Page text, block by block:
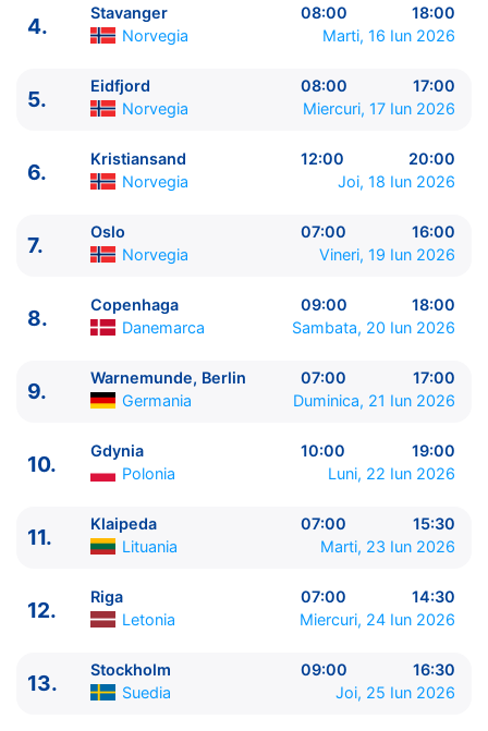
ITINERARIU
Ziua | Portul | Sosire - Plecare
----------------------------------------
1. Copenhaga Danemarca
⚓ - 18:00
Zi de navigare
0:00 - 0:00
4.
Stavanger Norvegia
08:00 - 18:00
6.
Kristiansand Norvegia
12:00 - 20:00
Norvegia 07:00 - 16:00
9.
Warnemunde, Berlin Germania 07:00 - 17:00
Gdynia Polonia
10:00 - 19:00
Klaipeda
07:00 - 15:30
12.
Letonia
Zi de navigare
0:00 - 0:00
15.
Copenhaga Danemarca 09:30 - ⚓
4.
Stavanger 08:00
18:00
Norvegia
Marti, 16 Iun 2026
5.
Eidfjord 08:00
17:00
Norvegia
Miercuri, 17 Iun 2026
6.
Kristiansand 12:00
20:00
Norvegia
Joi, 18 Iun 2026
7.
Oslo 07:00
16:00
Norvegia
Vineri, 19 Iun 2026
8.
Copenhaga 09:00
18:00
Danemarca
Sambata, 20 Iun 2026
9.
Warnemunde, Berlin 07:00
17:00
Germania
Duminica, 21 Iun 2026
10.
Gdynia 10:00
19:00
Polonia
Luni, 22 Iun 2026
11.
Klaipeda 07:00
15:30
Lituania
Marti, 23 Iun 2026
12.
Riga 07:00
14:30
Letonia
Miercuri, 24 Iun 2026
13.
Stockholm 09:00
16:30
Suedia
Joi, 25 Iun 2026